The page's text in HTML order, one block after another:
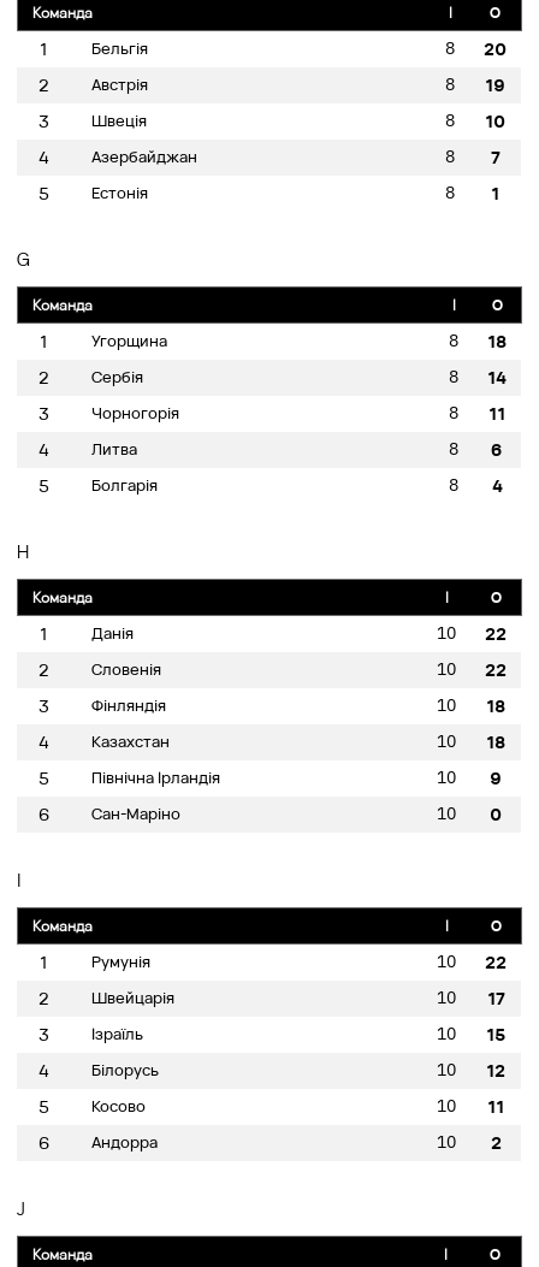
Команда I O
1 Бельгія 8
20
2
Австрія 8
19
3
Швеція 8
10
4
Азербайджан 8
7
5
Естонія 8 1
G
Команда I O
1 Угорщина 8
18
2
Сербія 8
14
3
Чорногорія 8
11
4
Литва 8
6
5
Болгарія 8 4
H
Команда I O
1 Данія 10
22
2
Словенія 10
22
3
Фінляндія 10
18
4
Казахстан 10
18
5
Північна Ірландія 10
9
6
Сан-Маріно 10 0
I
Команда I O
1 Румунія 10
22
2
Швейцарія 10
17
3
Ізраїль 10
15
4
Білорусь 10
12
5
Косово 10
11
6
Андорра 10 2
J
Команда I O